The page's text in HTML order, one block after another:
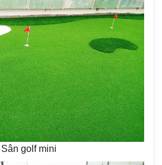
Sân golf mini